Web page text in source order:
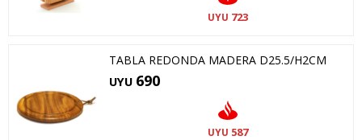
UYU 723
TABLA REDONDA MADERA D25.5/H2CM
UYU 690
UYU 587